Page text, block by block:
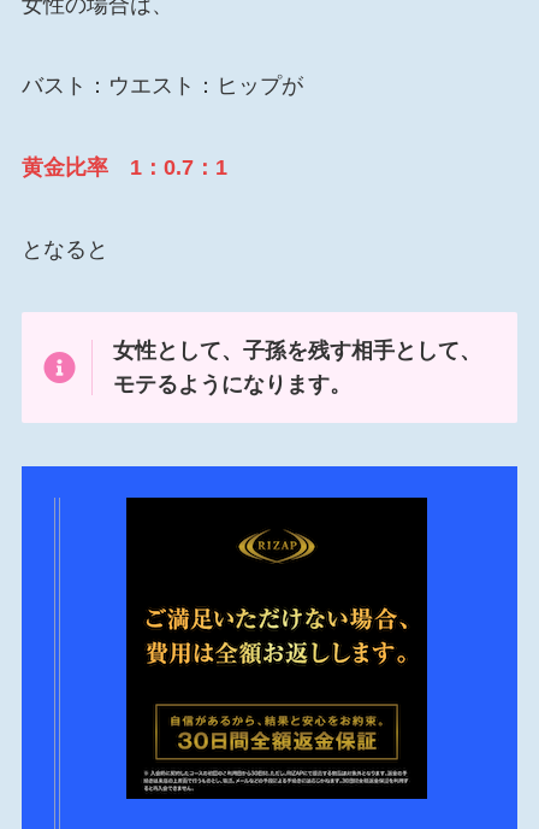
バスト：ウエスト：ヒップが
黄金比率 1：0.7：1
となると
女性として、子孫を残す相手として、
モテるようになります。